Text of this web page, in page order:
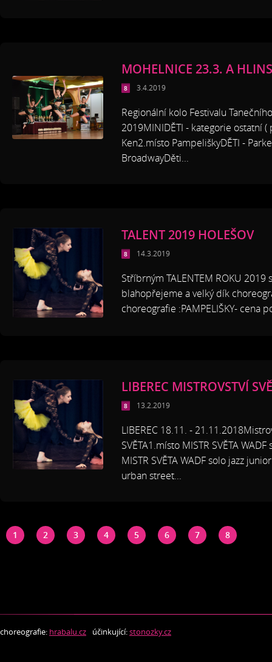
MOHELNICE 23.3. A
3.4.2019
Regionální kolo Festivalu
2019MINIDĚTI - kategorie ostatní
Ken2.místo PampeliškyDĚTI -
BroadwayDěti...
TALENT 2019 HOLEŠOV
14.3.2019
Stříbrným TALENTEM ROKU 2019
blahopřejeme a velký dík
choreografie :PAMPELIŠKY- cena
LIBEREC MISTROVSTVÍ
13.2.2019
LIBEREC 18.11. -
SVĚTA1.místo MISTR SVĚTA
MISTR SVĚTA WADF solo jazz
urban street...
1 2 3 4 5 6 7 8
choreografie: hrabalu.cz účinkující:stonozky.cz